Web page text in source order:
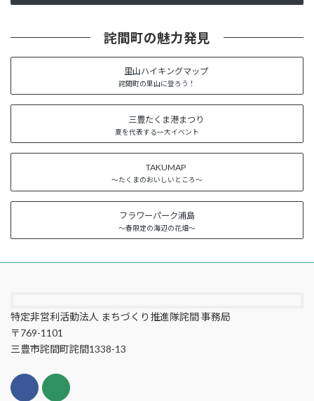
詫間町の魅力発見
里山ハイキングマップ
詫間町の里山に登ろう！
三豊たくま港まつり
夏を代表する一大イベント
TAKUMAP
～たくまのおいしいところ～
フラワーパーク浦島
～春限定の海辺の花畑～
特定非営利活動法人 まちづくり推進隊詫間 事務局
〒769-1101
三豊市詫間町詫間1338-13